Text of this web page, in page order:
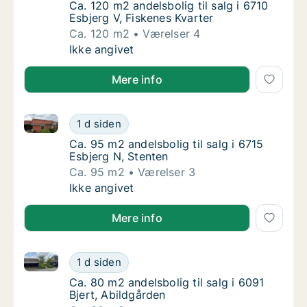
Ca. 120 m2 andelsbolig til salg i 6710
Ca. 120 m2 andelsbolig til salg i 6710
Esbjerg V, Fiskenes Kvarter
Ca. 120 m2
Værelser 4
Ca. 120 m2 andelsbolig til salg i 6710
Ikke angivet
Mere info
Ca. 95 m2 andelsbolig til salg i 6715
1 d siden
Ca. 95 m2 andelsbolig til salg i 6715 Esbjerg N,
Ca. 95 m2 andelsbolig til salg i 6715
Ca. 95 m2 andelsbolig til salg i 6715
Esbjerg N, Stenten
Ca. 95 m2
Værelser 3
Ca. 95 m2 andelsbolig til salg i 6715
Ikke angivet
Mere info
Ca. 80 m2 andelsbolig til salg i 6091 Bjert,
1 d siden
Ca. 80 m2 andelsbolig til salg i 6091 Bjert,
Ca. 80 m2 andelsbolig til salg i 6091 Bjert,
Ca. 80 m2 andelsbolig til salg i 6091
Bjert, Abildgården